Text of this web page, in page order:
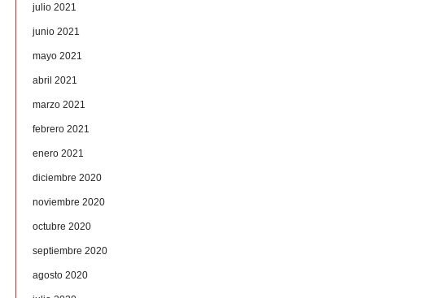
julio 2021
junio 2021
mayo 2021
abril 2021
marzo 2021
febrero 2021
enero 2021
diciembre 2020
noviembre 2020
octubre 2020
septiembre 2020
agosto 2020